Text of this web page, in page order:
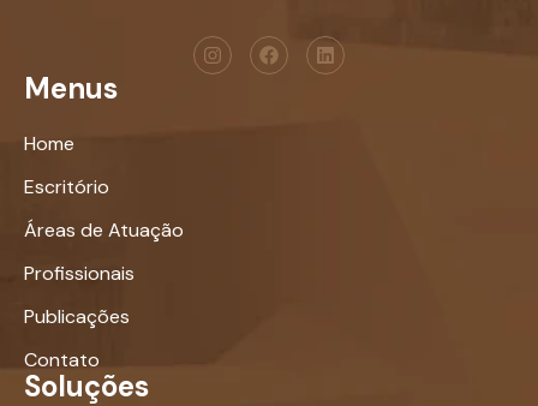
Menus
Home
Escritório
Áreas de Atuação
Profissionais
Publicações
Contato
Soluções